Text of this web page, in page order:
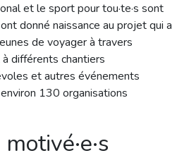
et le sport pour tou·te·s sont
donné naissance au projet qui a
de voyager à travers
à différents chantiers
et autres événements
130 organisations